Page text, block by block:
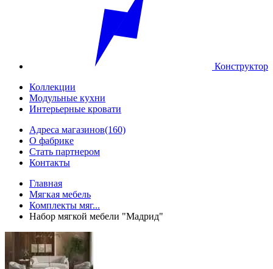
Конструктор
Коллекции
Модульные кухни
Интерьерные кровати
Адреса магазинов(160)
О фабрике
Стать партнером
Контакты
Главная
Мягкая мебель
Комплекты мяг...
Набор мягкой мебели "Мадрид"